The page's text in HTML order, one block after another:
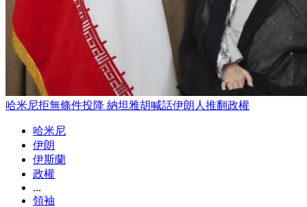
哈米尼拒無條件投降 納坦雅胡喊話伊朗人推翻政權
哈米尼
伊朗
伊斯蘭
政權
...
領袖